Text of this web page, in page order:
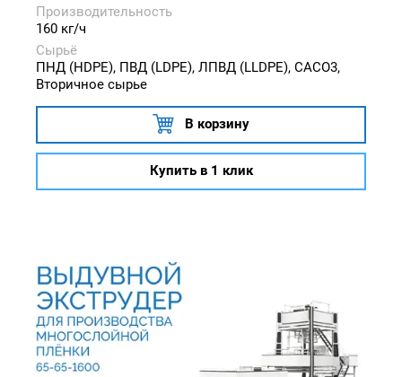
Производительность
160 кг/ч
Сырьё
ПНД (HDPE), ПВД (LDPE), ЛПВД (LLDPE), CACO3,
Вторичное сырье
В корзину
Купить в 1 клик